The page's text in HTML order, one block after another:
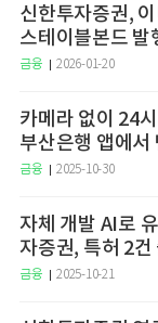
신한투자증권,
스테이블본드 발
금융 2026-01-20
카메라 없이 24
부산은행 앱에서
금융 2025-10-30
자체 개발 AI로
자증권, 특허 2건
금융 2025-10-21